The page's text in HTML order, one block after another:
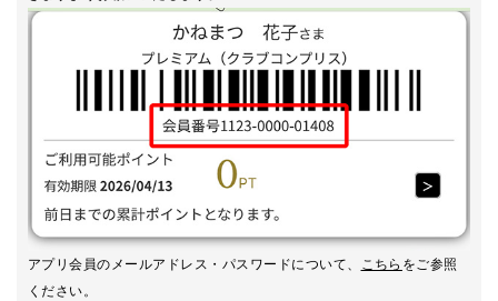
アプリ会員のメールアドレス・パスワードについて、 こちら をご参照
ください。